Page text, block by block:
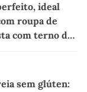
ideal
roupa de
com terno de
sem glúten: